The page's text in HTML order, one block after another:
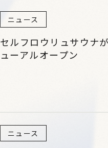
ニュース
セルフロウリュサウナ
ューアルオープン
ニュース